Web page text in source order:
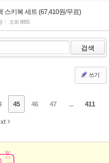
스키복 세트 (67,410원/무료)
조회 9855
검색
쓰기
45 46 47 ... 411